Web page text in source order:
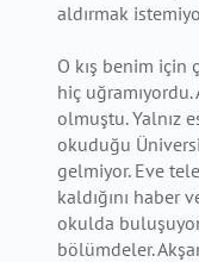
aldırmak
O kış benim için
hiç
olmuştu. Yalnız
okuduğu
gelmiyor. Eve
kaldığını haber
okulda
bölümdeler.